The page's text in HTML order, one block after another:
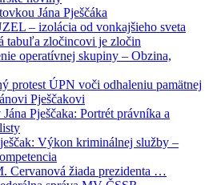
Jána Pješčáka
– izolácia od vonkajšieho sveta
tabuľa zločincovi je zločin
operatívnej skupiny – Obzina,
protest ÚPN voči odhaleniu pamätnej
Pješčakovi
Pješčaka: Portrét právníka a
Výkon kriminálnej služby –
Cervanová žiada prezidenta …